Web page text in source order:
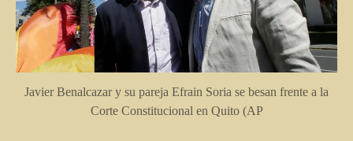
Javier Benalcazar y su pareja Efrain Soria se besan frente a la
Corte Constitucional en Quito (AP